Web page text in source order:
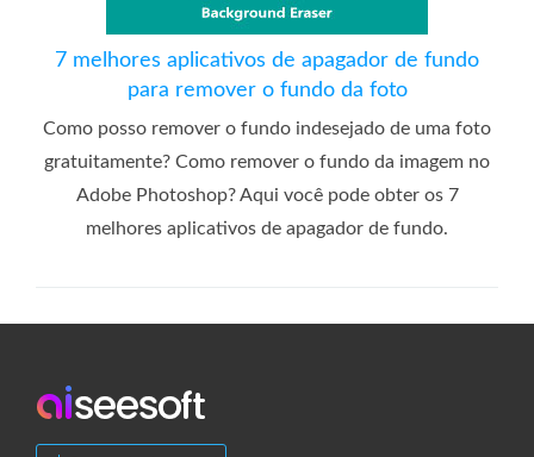
7 melhores aplicativos de apagador de fundo
para remover o fundo da foto
Como posso remover o fundo indesejado de uma foto
gratuitamente? Como remover o fundo da imagem no
Adobe Photoshop? Aqui você pode obter os 7
melhores aplicativos de apagador de fundo.